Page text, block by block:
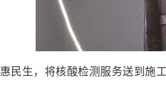
惠民生，将核酸检测服务送到施